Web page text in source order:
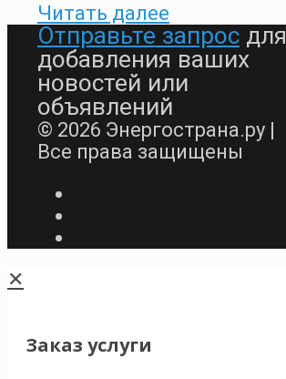
Читать далее
Отправьте запрос для
добавления ваших
новостей или
объявлений
© 2026 Энергострана.ру |
Все права защищены
✕
Заказ услуги